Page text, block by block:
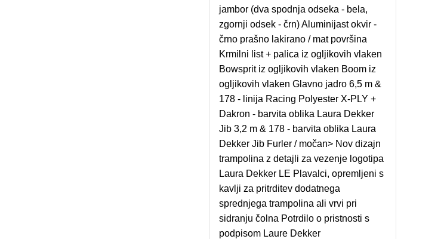
jambor (dva spodnja odseka - bela,
zgornji odsek - črn) Aluminijast okvir -
črno prašno lakirano / mat površina
Krmilni list + palica iz ogljikovih vlaken
Bowsprit iz ogljikovih vlaken Boom iz
ogljikovih vlaken Glavno jadro 6,5 m &
178 - linija Racing Polyester X-PLY +
Dakron - barvita oblika Laura Dekker
Jib 3,2 m & 178 - barvita oblika Laura
Dekker Jib Furler / močan> Nov dizajn
trampolina z detajli za vezenje logotipa
Laura Dekker LE Plavalci, opremljeni s
kavlji za pritrditev dodatnega
sprednjega trampolina ali vrvi pri
sidranju čolna Potrdilo o pristnosti s
podpisom Laure Dekker